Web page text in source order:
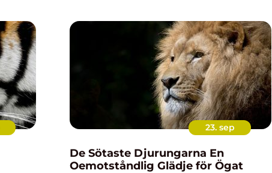
23. sep
De Sötaste Djurungarna En
Oemotståndlig Glädje för Ögat